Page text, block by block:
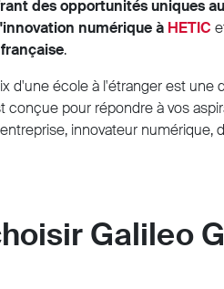
des opportunités uniques
numérique à HETIC
.
d'une école à l'étranger est
conçue pour répondre à vos
innovateur
Galileo